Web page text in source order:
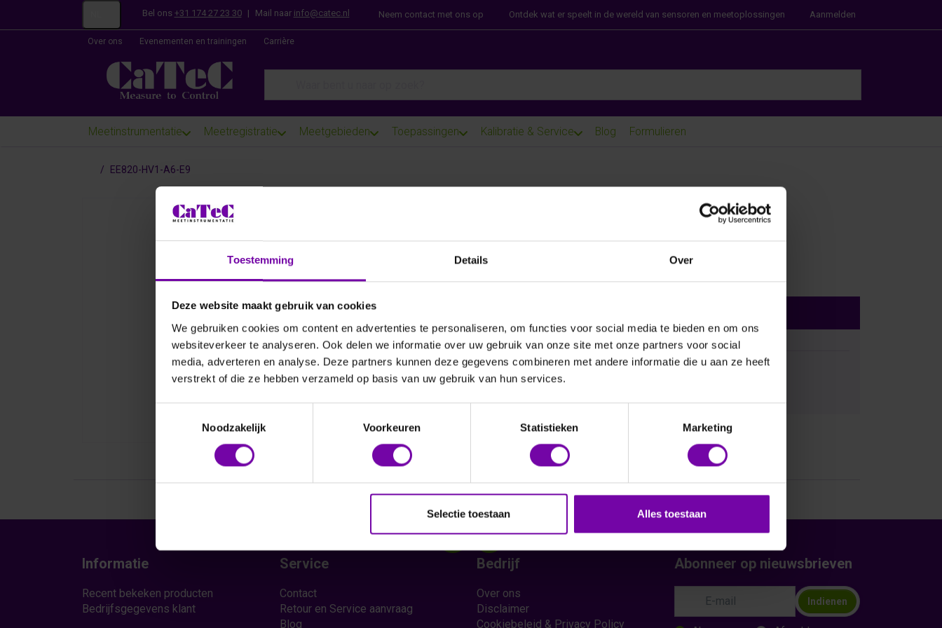
Toestemming Details Over
Deze website maakt gebruik van cookies
We gebruiken cookies om content en advertenties te personaliseren, om functies voor social media te bieden en om ons
websiteverkeer te analyseren. Ook delen we informatie over uw gebruik van onze site met onze partners voor social
media, adverteren en analyse. Deze partners kunnen deze gegevens combineren met andere informatie die u aan ze heeft
verstrekt of die ze hebben verzameld op basis van uw gebruik van hun services.
Noodzakelijk
Voorkeuren Statistieken Marketing
Selectie toestaan Alles toestaan
Bel ons +31 174 27 23 30 | Mail naar info@catec.nl Neem contact met ons op Ontdek wat er speelt in de wereld van sensoren en meetoplossingen Aanmelden
Over ons Evenementen en trainingen Carrière
Meetinstrumentatie Meetregistratie Meetgebieden Toepassingen Kalibratie & Service Blog Formulieren
Startpagina
EE820-HV1-A6-E9
Voor meer informatie :EE820 serie
ARTIKELNUMMER
Informatie
Recent bekeken producten
Bedrijfsgegevens klant
Service
Contact
Retour en Service aanvraag
Blog
Bedrijf
Over ons
Disclaimer
Cookiebeleid & Privacy Policy
Abonneer op nieuwsbrieven
Indienen